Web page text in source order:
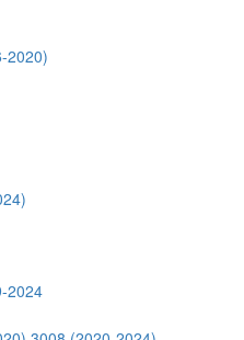
2020)
2024